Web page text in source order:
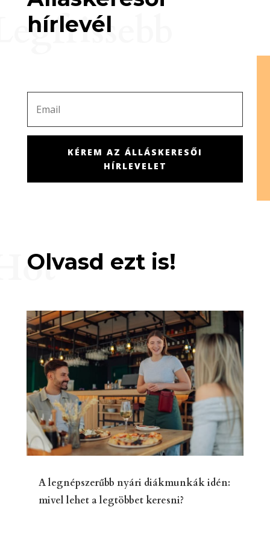
hírlevél
KÉREM AZ ÁLLÁSKERESŐI
HÍRLEVELET
Olvasd ezt is!
A legnépszerűbb nyári diákmunkák idén:
mivel lehet a legtöbbet keresni?